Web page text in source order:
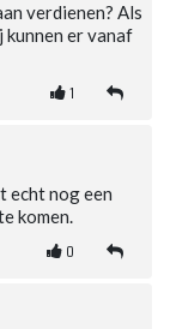
verdienen? Als
kunnen er vanaf
1
echt nog een
komen.
0